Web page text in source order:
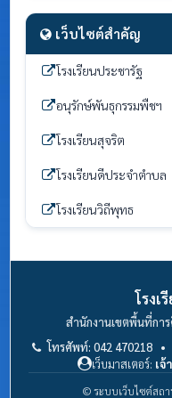
เว็บไซต์สำคัญ
โรงเรียนประชารัฐ
อนุรักษ์พันธุกรรมพืชฯ
โรงเรียนสุจริต
โรงเรียนดีประจำตำบล
โรงเรียนวิถีพุทธ
โรงเ
สำนักงานเขตพื้นที่กา
โทรศัพท์: 042 470218 •
เว็บมาสเตอร์: เ
© ระบบเว็บไซต์สถา